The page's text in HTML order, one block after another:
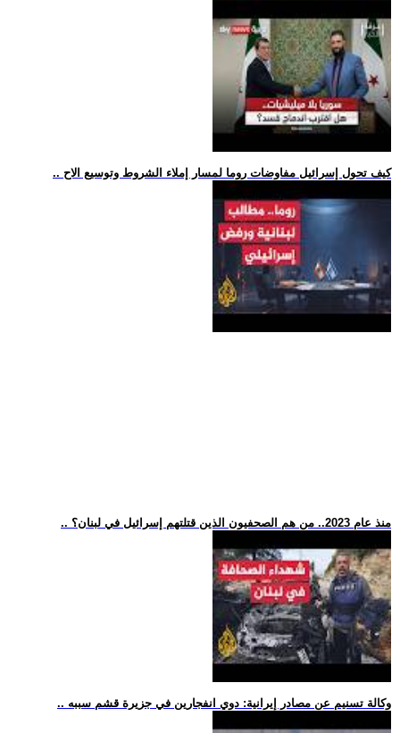
.. كيف تحول إسرائيل مفاوضات روما لمسار إملاء الشروط وتوسيع الاح
.. منذ عام 2023.. من هم الصحفيون الذين قتلتهم إسرائيل في لبنان؟
.. وكالة تسنيم عن مصادر إيرانية: دوي انفجارين في جزيرة قشم سببه